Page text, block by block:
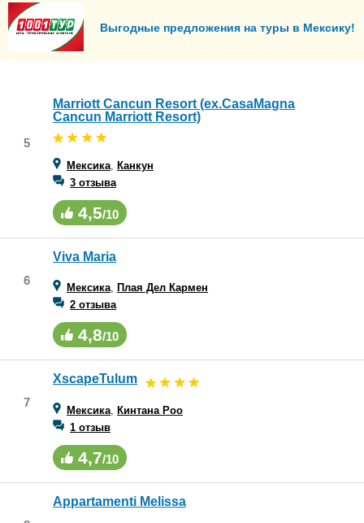
Выгодные предложения на туры в Мексику!
5
Marriott Cancun Resort (ex.CasaMagna
Cancun Marriott Resort)
Мексика
Канкун
3 отзыва
4,5/10
6
Viva Maria
Мексика
Плая Дел Кармен
2 отзыва
4,8/10
7
XscapeTulum
Мексика
Кинтана Роо
1 отзыв
4,7/10
Appartamenti Melissa